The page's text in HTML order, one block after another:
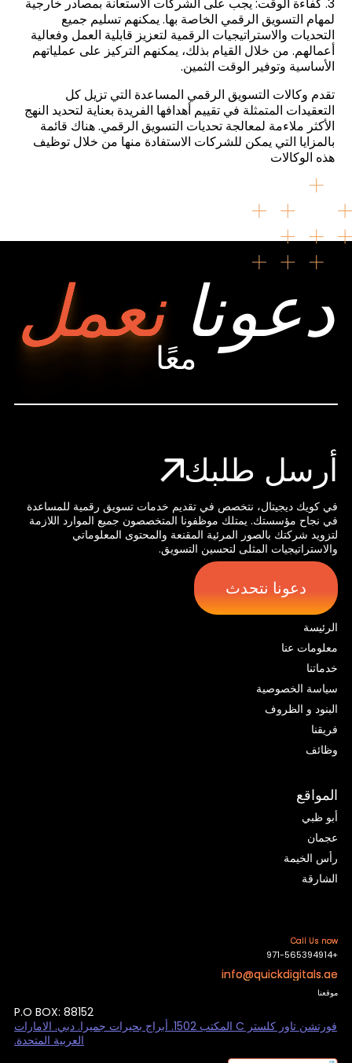
لمهام التسويق الرقمي الخاصة بها. يمكنهم تسليم جميع
التحديات والاستراتيجيات الرقمية لتعزيز قابلية العمل وفعالية
أعمالهم. من خلال القيام بذلك، يمكنهم التركيز على عملياتهم
الأساسية وتوفير الوقت الثمين.
تقدم وكالات التسويق الرقمي المساعدة التي تزيل كل
التعقيدات المتمثلة في تقييم أهدافها الفريدة بعناية لتحديد النهج
الأكثر ملاءمة لمعالجة تحديات التسويق الرقمي. هناك قائمة
بالمزايا التي يمكن للشركات الاستفادة منها من خلال توظيف
هذه الوكالات
دعونانعملمعًا
أرسل طلبك
في كويك ديجيتال، نتخصص في تقديم خدمات تسويق رقمية للمساعدة
في نجاح مؤسستك. يمتلك موظفونا المتخصصون جميع الموارد اللازمة
لتزويد شركتك بالصور المرئية المقنعة والمحتوى المعلوماتي
والاستراتيجيات المثلى لتحسين التسويق.
دعونا نتحدث
الرئيسة
معلومات عنا
خدماتنا
سياسة الخصوصية
البنود و الظروف
فريقنا
وظائف
المواقع
أبو ظبي
عجمان
رأس الخيمة
الشارقة
Call Us now
+971-565394914
info@quickdigitals.ae
موقعنا
P.O BOX: 88152
فورتشن تاور كلستر C المكتب 1502. أبراج بحيرات جميرا. دبي. الامارات
العربية المتحدة.